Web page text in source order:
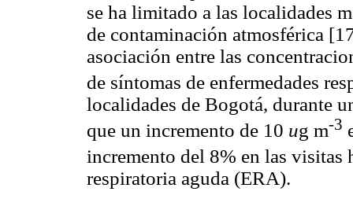
se ha limitado a las localidades
de contaminación atmosférica
asociación entre las
de síntomas de enfermedades
localidades de Bogotá, durante
que un incremento de 10 ug m-3
incremento del 8% en las visitas
respiratoria aguda (ERA).